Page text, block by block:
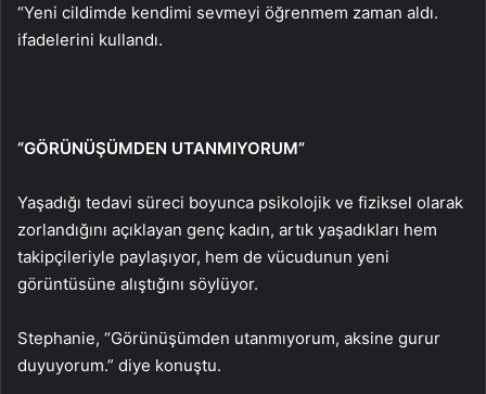
“Yeni cildimde kendimi sevmeyi öğrenmem zaman aldı.
ifadelerini kullandı.
“GÖRÜNÜŞÜMDEN UTANMIYORUM”
Yaşadığı tedavi süreci boyunca psikolojik ve fiziksel olarak
zorlandığını açıklayan genç kadın, artık yaşadıkları hem
takipçileriyle paylaşıyor, hem de vücudunun yeni
görüntüsüne alıştığını söylüyor.
Stephanie, “Görünüşümden utanmıyorum, aksine gurur
duyuyorum.” diye konuştu.